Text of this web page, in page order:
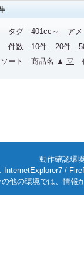
タグ 401cc～
ア
件数
10件 20件
ソート
商品名 ▲ ▽
動作確認環
InternetExplorer7 /
の他の環境では、情報